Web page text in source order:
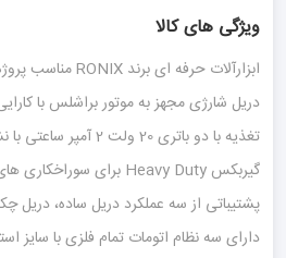
ویژگی های کالا
ابزارآلات حرفه ای برند RONIX مناسب پروژه های DIY و کارگاهی
دریل شارژی مجهز به موتور براشلس با
تغذیه با دو باتری 20 ولت 2 آمپر ساعتی با نشانگر شارژ مانده
گیربکس Heavy Duty برای سوراخکاری های سنگین و طولانی
پشتیباتی از سه عملکرد دریل ساده، دریل
دارای سه نظام اتومات تمام فلزی با سایز استاندارد 13